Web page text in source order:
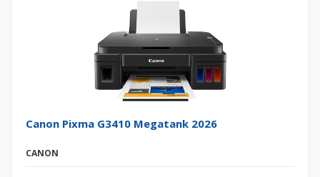
Canon Pixma G3410 Megatank 2026
CANON